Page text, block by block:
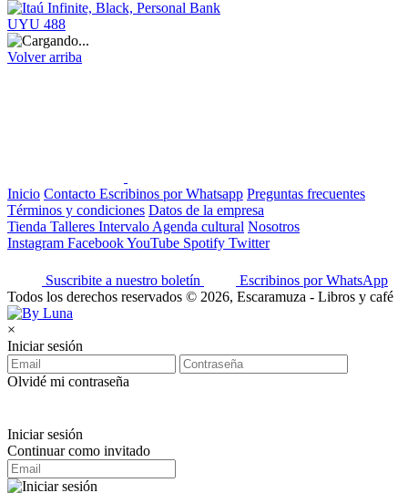
UYU 488
Volver arriba
Inicio Contacto Escribinos por Whatsapp Preguntas frecuentes
Términos y condiciones Datos de la empresa
Tienda Talleres Intervalo Agenda cultural Nosotros
Instagram FacebookYouTube Spotify Twitter
Suscribite a nuestro boletín
Escribinos por WhatsApp
Todos los derechos reservados © 2026, Escaramuza - Libros y café
×
Iniciar sesión
Olvidé mi contraseña
Iniciar sesión
Continuar como invitado